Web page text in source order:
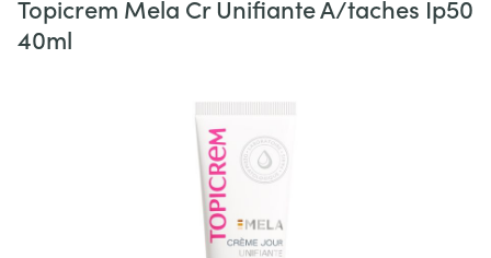
Topicrem Mela Cr Unifiante A/taches Ip50
40ml